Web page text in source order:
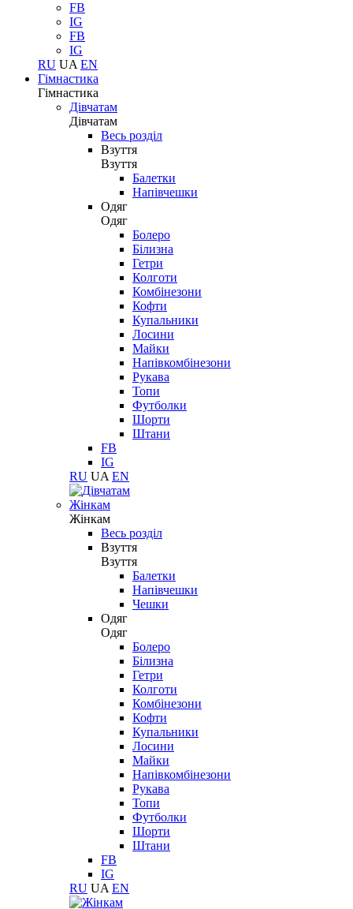
FB
IG
FB
IG
RU UA EN
Гімнастика
Гімнастика
Дівчатам
Дівчатам
Весь розділ
Взуття
Взуття
Балетки
Напівчешки
Одяг
Одяг
Болеро
Білизна
Гетри
Колготи
Комбінезони
Кофти
Купальники
Лосини
Майки
Напівкомбінезони
Рукава
Топи
Футболки
Шорти
Штани
FB
IG
RU UA EN
Жінкам
Жінкам
Весь розділ
Взуття
Взуття
Балетки
Напівчешки
Чешки
Одяг
Одяг
Болеро
Білизна
Гетри
Колготи
Комбінезони
Кофти
Купальники
Лосини
Майки
Напівкомбінезони
Рукава
Топи
Футболки
Шорти
Штани
FB
IG
RU UA EN